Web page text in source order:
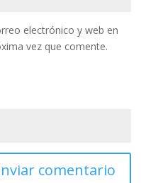
electrónico y web en
vez que comente.